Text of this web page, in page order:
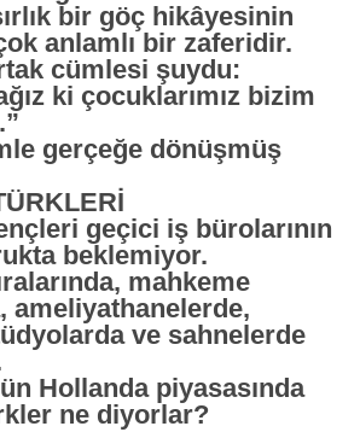
bir göç hikâyesinin
anlamlı bir zaferidir.
cümlesi şuydu:
ki çocuklarımız bizim
gerçeğe dönüşmüş
geçici iş bürolarının
beklemiyor.
mahkeme
ameliyathanelerde,
ve sahnelerde
Hollanda piyasasında
ne diyorlar?